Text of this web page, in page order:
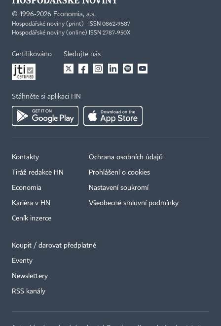
© 1996-2026 Economia, a.s.
Hospodářské noviny (print) ISSN 0862-9587
Hospodářské noviny (online) ISSN 2787-950X
Certifikováno Sledujte nás
Stáhněte si aplikaci HN
Kontakty
Tiráž redakce HN
Economia
Kariéra v HN
Ceník inzerce
Ochrana osobních údajů
Prohlášení o cookies
Nastavení soukromí
Všeobecné smluvní podmínky
Koupit / darovat předplatné
Eventy
Newslettery
RSS kanály